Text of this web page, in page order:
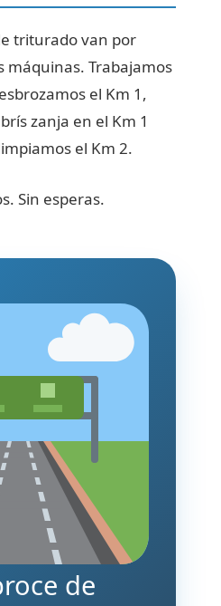
triturado van por
máquinas. Trabajamos
el Km 1,
zanja en el Km 1
el Km 2.
Sin esperas.
de